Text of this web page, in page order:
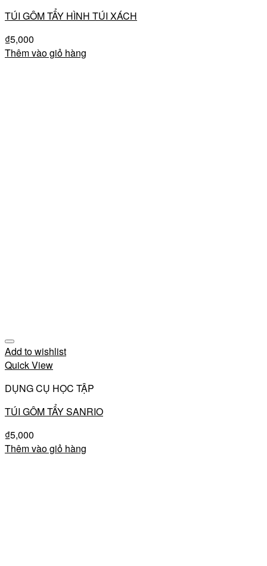
TÚI GÔM TẨY HÌNH TÚI XÁCH
₫5,000
Thêm vào giỏ hàng
Add to wishlist
Quick View
DỤNG CỤ HỌC TẬP
TÚI GÔM TẨY SANRIO
₫5,000
Thêm vào giỏ hàng